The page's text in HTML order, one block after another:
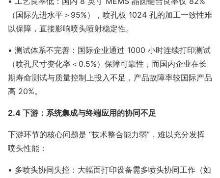
（国际先进水平＞95%），喷孔板 1024 孔的加工一致性难
以保障，直接影响喷头喷射稳定性。
• 测试体系不完善：国际企业通过 1000 小时连续打印测试
（喷孔尺寸变化率＜0.5%）保障可靠性，而国内企业在长
期寿命测试与质量控制上投入不足，产品故障率较国际产品
高 20%。
2.4 下游：系统集成与终端应用的协同不足
下游环节的核心问题是 “技术整合能力弱”，难以充分发挥
喷头性能：
• 多喷头协同失控：大幅面打印设备需多喷头协同工作（如